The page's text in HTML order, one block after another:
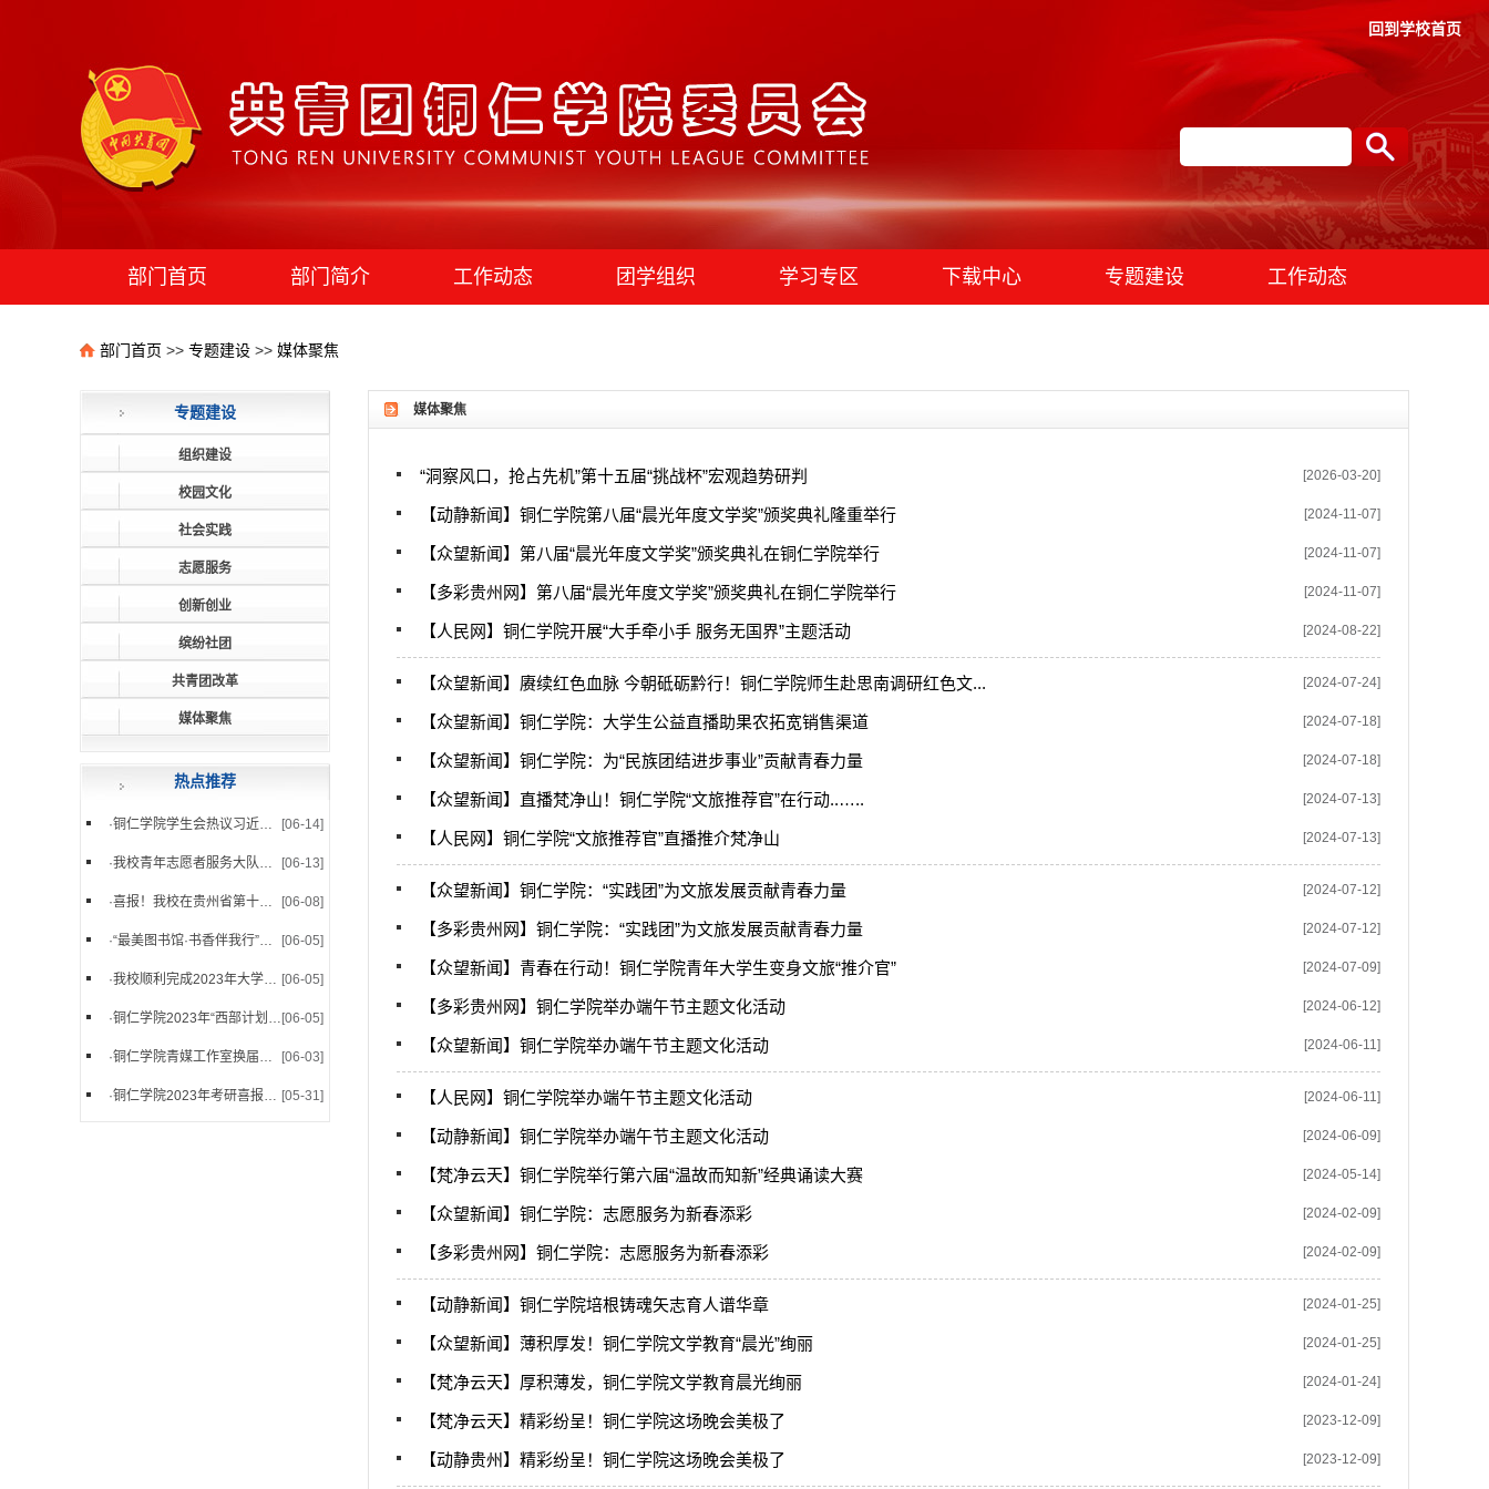
回到学校首页
部门首页 部门简介 工作动态 团学组织 学习专区 下载中心 专题建设 工作动态
部门首页 >> 专题建设 >> 媒体聚焦
专题建设
组织建设
校园文化
社会实践
志愿服务
创新创业
缤纷社团
共青团改革
媒体聚焦
热点推荐
[06-14]
·铜仁学院学生会热议习近平总...
[06-13]
·我校青年志愿者服务大队组织...
[06-08]
·喜报！我校在贵州省第十八届...
[06-05]
·“最美图书馆·书香伴我行”摄...
[06-05]
·我校顺利完成2023年大学生志...
[06-05]
·铜仁学院2023年“西部计划”...
[06-03]
·铜仁学院青媒工作室换届啦！
[05-31]
·铜仁学院2023年考研喜报来啦...
媒体聚焦
[2026-03-20]
“洞察风口，抢占先机”第十五届“挑战杯”宏观趋势研判
[2024-11-07]
【动静新闻】铜仁学院第八届“晨光年度文学奖”颁奖典礼隆重举行
[2024-11-07]
【众望新闻】第八届“晨光年度文学奖”颁奖典礼在铜仁学院举行
[2024-11-07]
【多彩贵州网】第八届“晨光年度文学奖”颁奖典礼在铜仁学院举行
[2024-08-22]
【人民网】铜仁学院开展“大手牵小手 服务无国界”主题活动
[2024-07-24]
【众望新闻】赓续红色血脉 今朝砥砺黔行！铜仁学院师生赴思南调研红色文...
[2024-07-18]
【众望新闻】铜仁学院：大学生公益直播助果农拓宽销售渠道
[2024-07-18]
【众望新闻】铜仁学院：为“民族团结进步事业”贡献青春力量
[2024-07-13]
【众望新闻】直播梵净山！铜仁学院“文旅推荐官”在行动..…..
[2024-07-13]
【人民网】铜仁学院“文旅推荐官”直播推介梵净山
[2024-07-12]
【众望新闻】铜仁学院：“实践团”为文旅发展贡献青春力量
[2024-07-12]
【多彩贵州网】铜仁学院：“实践团”为文旅发展贡献青春力量
[2024-07-09]
【众望新闻】青春在行动！铜仁学院青年大学生变身文旅“推介官”
[2024-06-12]
【多彩贵州网】铜仁学院举办端午节主题文化活动
[2024-06-11]
【众望新闻】铜仁学院举办端午节主题文化活动
[2024-06-11]
【人民网】铜仁学院举办端午节主题文化活动
[2024-06-09]
【动静新闻】铜仁学院举办端午节主题文化活动
[2024-05-14]
【梵净云天】铜仁学院举行第六届“温故而知新”经典诵读大赛
[2024-02-09]
【众望新闻】铜仁学院：志愿服务为新春添彩
[2024-02-09]
【多彩贵州网】铜仁学院：志愿服务为新春添彩
[2024-01-25]
【动静新闻】铜仁学院培根铸魂矢志育人谱华章
[2024-01-25]
【众望新闻】薄积厚发！铜仁学院文学教育“晨光”绚丽
[2024-01-24]
【梵净云天】厚积薄发，铜仁学院文学教育晨光绚丽
[2023-12-09]
【梵净云天】精彩纷呈！铜仁学院这场晚会美极了
[2023-12-09]
【动静贵州】精彩纷呈！铜仁学院这场晚会美极了